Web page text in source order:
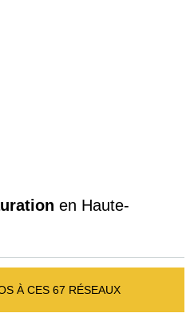
en Haute-
À CES 67 RÉSEAUX